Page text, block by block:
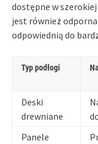
dostępne w
jest również
odpowiednią do
Typ podłogi
Deski
drewniane
Panele